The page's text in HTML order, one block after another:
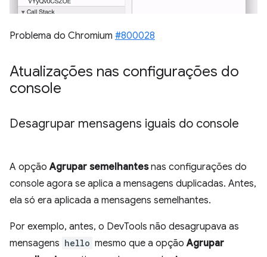
Problema do Chromium #800028
Atualizações nas configurações do
console
Desagrupar mensagens iguais do console
A opçãoAgrupar semelhantesnas configurações do
console agora se aplica a mensagens duplicadas. Antes,
ela só era aplicada a mensagens semelhantes.
Por exemplo, antes, o DevTools não desagrupava as
mensagens hello mesmo que a opçãoAgrupar